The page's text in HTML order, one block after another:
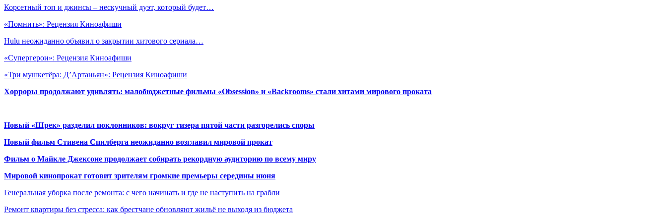
Корсетный топ и джинсы – нескучный дуэт, который будет…
«Помнить»: Рецензия Киноафиши
Hulu неожиданно объявил о закрытии хитового сериала…
«Супергерои»: Рецензия Киноафиши
«Три мушкетёра: Д’Артаньян»: Рецензия Киноафиши
Хорроры продолжают удивлять: малобюджетные фильмы «Obsession» и «Backrooms» стали хитами мирового проката
Новый «Шрек» разделил поклонников: вокруг тизера пятой части разгорелись споры
Новый фильм Стивена Спилберга неожиданно возглавил мировой прокат
Фильм о Майкле Джексоне продолжает собирать рекордную аудиторию по всему миру
Мировой кинопрокат готовит зрителям громкие премьеры середины июня
Генеральная уборка после ремонта: с чего начинать и где не наступить на грабли
Ремонт квартиры без стресса: как брестчане обновляют жильё не выходя из бюджета